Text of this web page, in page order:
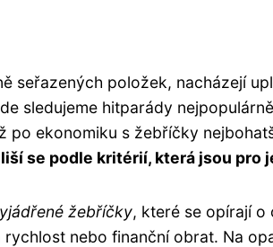
seřazených položek, nacházejí
sledujeme hitparády
po ekonomiku s žebříčky
se podle kritérií, která jsou pro
žebříčky, které se opírají o
nebo finanční obrat. Na